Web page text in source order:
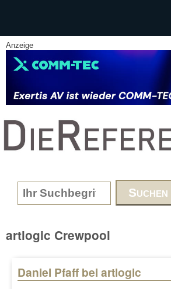
Anzeige
www.DieReferenz.de
Search form
artlogic Crewpool
Daniel Pfaff bei artlogic